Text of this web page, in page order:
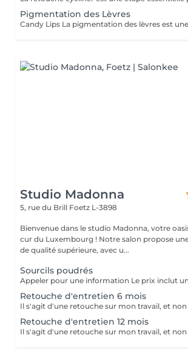
Pigmentation des Lèvres
Studio Madonna
5, rue du Brill Foetz L-3898
Bienvenue dans le studio Madonna, votre
cur du Luxembourg ! Notre salon propose
de qualité supérieure, avec u...
Sourcils poudrés
Retouche d'entretien 6 mois
Retouche d'entretien 12 mois